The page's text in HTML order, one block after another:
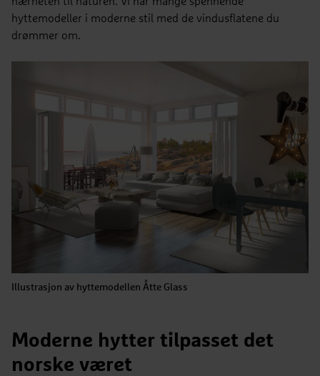
Portus
Bruksareal
BRA 81 m Antall soverom
3 soverom BYA
BYA 98 m
hyttemodeller i moderne stil med de vindusflatene du
drømmer om.
Illustrasjon av hyttemodellen Åtte Glass
Moderne hytter tilpasset det
norske været